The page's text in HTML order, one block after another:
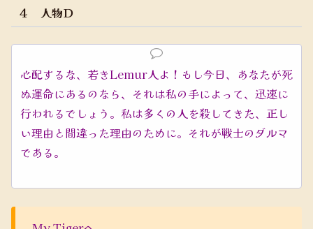
４ 人物Ｄ
心配するな、若きLemur人よ！もし今日、あなたが死
ぬ運命にあるのなら、それは私の手によって、迅速に
行われるでしょう。私は多くの人を殺してきた、正し
い理由と間違った理由のために。それが戦士のダルマ
である。